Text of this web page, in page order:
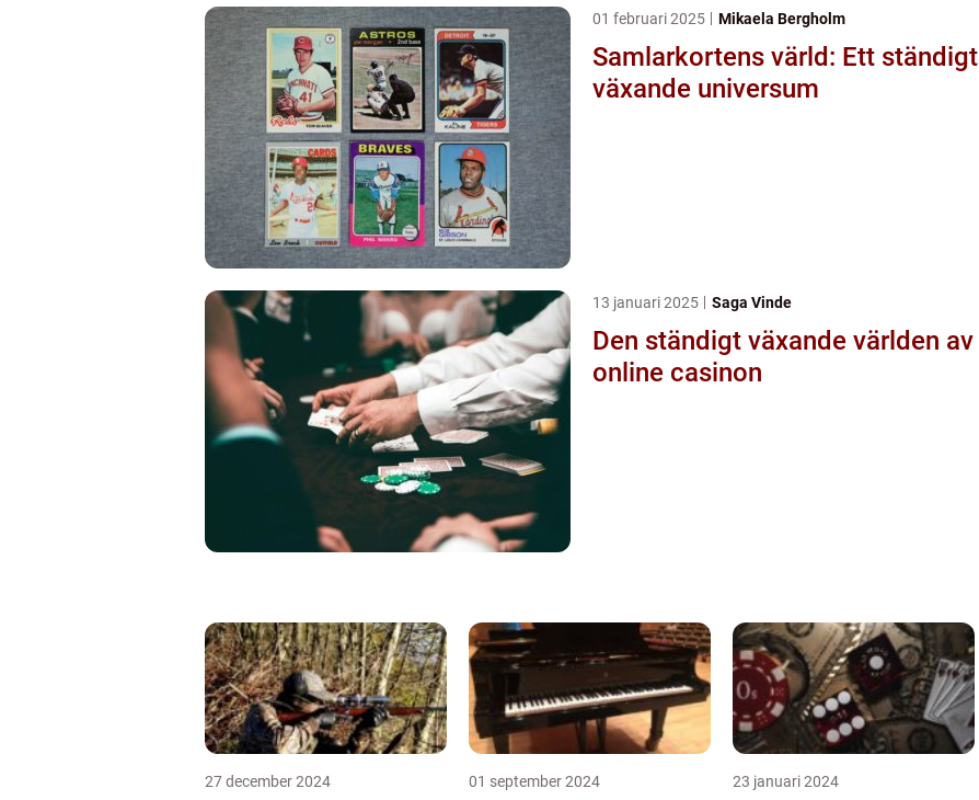
01 februari 2025 Mikaela Bergholm
Samlarkortens värld: Ett ständigt
växande universum
13 januari 2025 Saga Vinde
Den ständigt växande världen av
online casinon
27 december 2024 01 september 2024 23 januari 2024